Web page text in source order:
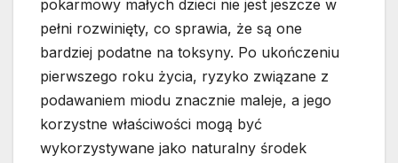
pokarmowy małych dzieci nie jest jeszcze w
pełni rozwinięty, co sprawia, że są one
bardziej podatne na toksyny. Po ukończeniu
pierwszego roku życia, ryzyko związane z
podawaniem miodu znacznie maleje, a jego
korzystne właściwości mogą być
wykorzystywane jako naturalny środek